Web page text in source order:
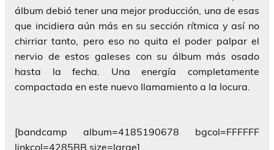
álbum debió tener una mejor producción, una de esas
que incidiera aún más en su sección rítmica y así no
chirriar tanto, pero eso no quita el poder palpar el
nervio de estos galeses con su álbum más osado
hasta la fecha. Una energía completamente
compactada en este nuevo llamamiento a la locura.
[bandcamp album=4185190678 bgcol=FFFFFF
linkcol=4285BB size=large]